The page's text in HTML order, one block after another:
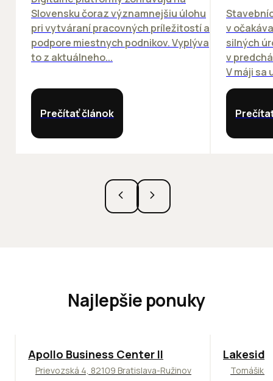
Slovensku čoraz významnejšiu úlohu
pri vytváraní pracovných príležitostí a
podpore miestnych podnikov. Vyplýva
to z aktuálneho...
Prečítať článok
v
silných
v
V máji sa
Najlepšie ponuky
TOP NOVINKA ODPORÚČAME
Apollo Business Center II
Prievozská 4, 82109 Bratislava-Ružinov